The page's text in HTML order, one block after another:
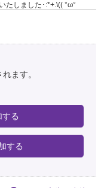
たしました･:*+.\(( °ω°
いてるよーって方 お時
でもURLでも大丈夫で
約7年前
ます。
する
する